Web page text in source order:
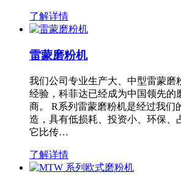
了解详情
雷蒙磨粉机
我们公司专业生产大、中型雷蒙磨
经验，科菲达已经成为中国领先的
商。 R系列雷蒙磨粉机是经过我们
造，具有低损耗、投资小、环保、
它比传…
了解详情